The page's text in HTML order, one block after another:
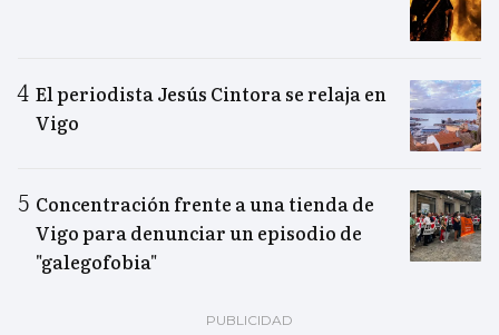
El periodista Jesús Cintora se relaja en
Vigo
Concentración frente a una tienda de
Vigo para denunciar un episodio de
"galegofobia"